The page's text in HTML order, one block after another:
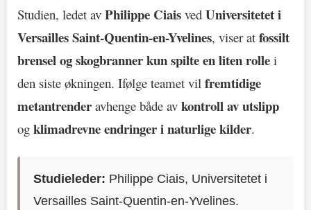
Studien, ledet av Philippe Ciais ved Universitetet i
Versailles Saint-Quentin-en-Yvelines, viser at fossilt
brensel og skogbranner kun spilte en liten rolle i
den siste økningen. Ifølge teamet vil fremtidige
metantrender avhenge både av kontroll av utslipp
og klimadrevne endringer i naturlige kilder.
Studieleder: Philippe Ciais, Universitetet i
Versailles Saint-Quentin-en-Yvelines.